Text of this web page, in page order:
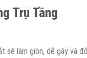
Trụ Tầng
sẽ làm giòn, dễ gãy và